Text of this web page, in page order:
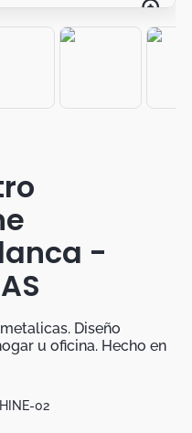
-
Diseño
u oficina. Hecho en
02